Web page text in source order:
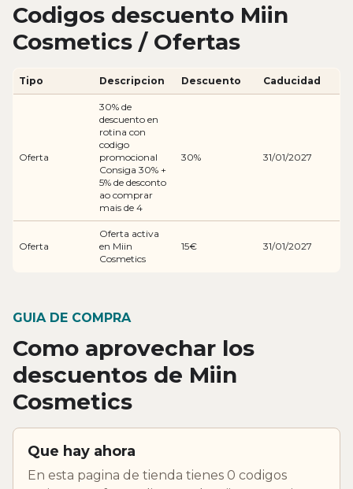
Codigos descuento Miin
Cosmetics / Ofertas
Tipo Descripcion Descuento Caducidad
Oferta
30% de
descuento en
rotina con
codigo
promocional
Consiga 30% +
5% de desconto
ao comprar
mais de 4
30% 31/01/2027
Oferta
Oferta activa
en Miin
Cosmetics
15€ 31/01/2027
GUIA DE COMPRA
Como aprovechar los
descuentos de Miin
Cosmetics
Que hay ahora
En esta pagina de tienda tienes 0 codigos